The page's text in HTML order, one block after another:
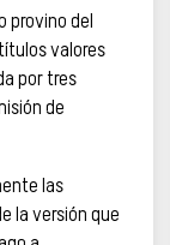
provino del
valores
por tres
de
las
la versión que